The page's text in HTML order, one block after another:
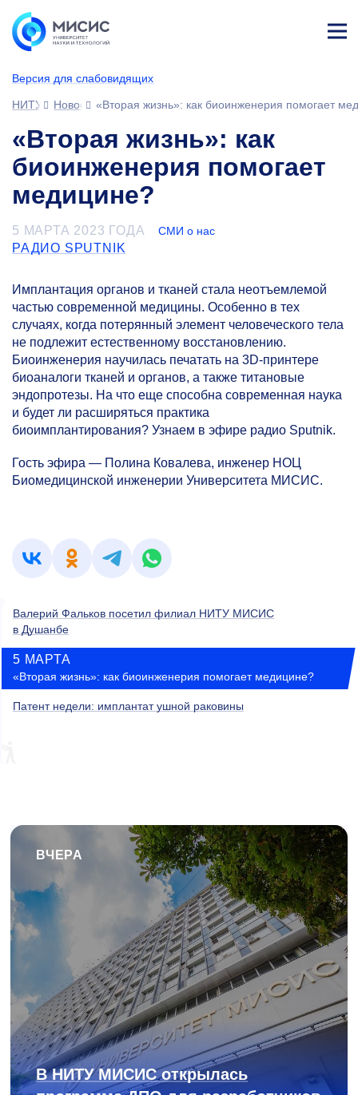
Версия для слабовидящих
ине
НИТУ МИСИС
Новости«Вторая жизнь»: как биоинженерия помогает
«Вторая жизнь»: как
биоинженерия помогает
медицине?
5 МАРТА 2023 ГОДА СМИ о нас
РАДИО SPUTNIK
Имплантация органов и тканей стала неотъемлемой
частью современной медицины. Особенно в тех
случаях, когда потерянный элемент человеческого тела
не подлежит естественному восстановлению.
Биоинженерия научилась печатать на 3D-принтере
биоаналоги тканей и органов, а также титановые
эндопротезы. На что еще способна современная наука
и будет ли расширяться практика
биоимплантирования? Узнаем в эфире радио Sputnik.
Гость эфира — Полина Ковалева, инженер НОЦ
Биомедицинской инженерии Университета МИСИС.
Валерий Фальков посетил филиал НИТУ МИСИС
в Душанбе
5 МАРТА
«Вторая жизнь»: как биоинженерия помогает медицине?
Патент недели: имплантат ушной раковины
ВЧЕРА
В НИТУ МИСИС открылась